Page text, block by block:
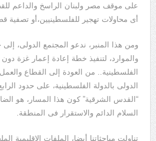
على موقف مصر ولبنان الراسخ والداعم
أى محاولات تهجير للفلسطينيين،أو تصفية
ومن هذا المنبر، ندعو المجتمع الدولى، إلى
والموارد، لتنفيذ خطة إعادة إعمار غزة
الفلسطينية.. من العودة إلى القطاع
“القدس الشرقية” كون هذا المسار، هو
السلام الدائم والاستقرار فى المنطقة.
تناولت مباحثاتنا أيضا، الملفات الإقليمية